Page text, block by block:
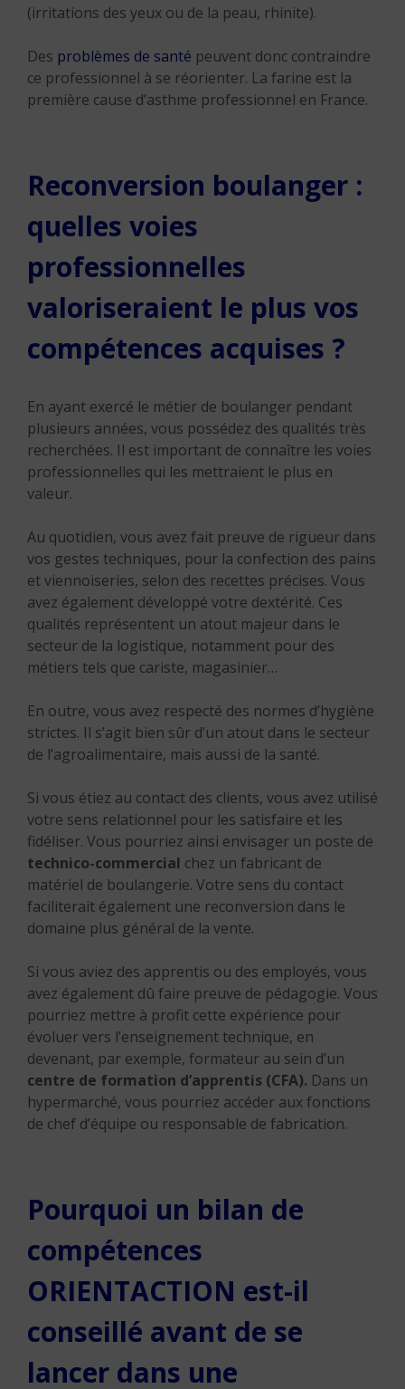
(irritations des yeux ou de la peau, rhinite).
Des problèmes de santé peuvent donc contraindre
ce professionnel à se réorienter. La farine est la
première cause d’asthme professionnel en France.
Reconversion boulanger :
quelles voies
professionnelles
valoriseraient le plus vos
compétences acquises ?
En ayant exercé le métier de boulanger pendant
plusieurs années, vous possédez des qualités très
recherchées. Il est important de connaître les voies
professionnelles qui les mettraient le plus en
valeur.
Au quotidien, vous avez fait preuve de rigueur dans
vos gestes techniques, pour la confection des pains
et viennoiseries, selon des recettes précises. Vous
avez également développé votre dextérité. Ces
qualités représentent un atout majeur dans le
secteur de la logistique, notamment pour des
métiers tels que cariste, magasinier…
En outre, vous avez respecté des normes d’hygiène
strictes. Il s’agit bien sûr d’un atout dans le secteur
de l’agroalimentaire, mais aussi de la santé.
Si vous étiez au contact des clients, vous avez utilisé
votre sens relationnel pour les satisfaire et les
fidéliser. Vous pourriez ainsi envisager un poste de
technico-commercial chez un fabricant de
matériel de boulangerie. Votre sens du contact
faciliterait également une reconversion dans le
domaine plus général de la vente.
Si vous aviez des apprentis ou des employés, vous
avez également dû faire preuve de pédagogie. Vous
pourriez mettre à profit cette expérience pour
évoluer vers l’enseignement technique, en
devenant, par exemple, formateur au sein d’un
centre de formation d’apprentis (CFA). Dans un
hypermarché, vous pourriez accéder aux fonctions
de chef d’équipe ou responsable de fabrication.
Pourquoi un bilan de
compétences
ORIENTACTION est-il
conseillé avant de se
lancer dans une